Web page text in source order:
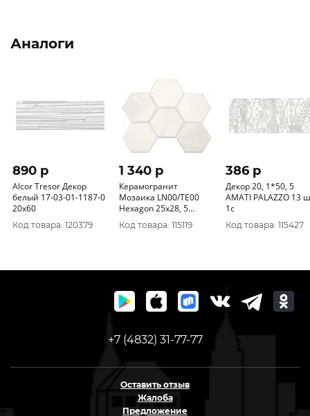
Аналоги
890 p
Alcor Tresor Декор
белый 17-03-01-1187-0
20х60
Код товара: 120379
1 340 p
Керамогранит
Мозаика LN00/TE00
Hexagon 25x28, 5
непол. (Без
характеристики)
Код товара: 115119
386 p
Декор 20, 1*50, 5
AMATI PALAZZO 13
1с
Код товара: 115427
+7 (4832) 31-77-77
Оставить отзыв
Жалоба
Предложение